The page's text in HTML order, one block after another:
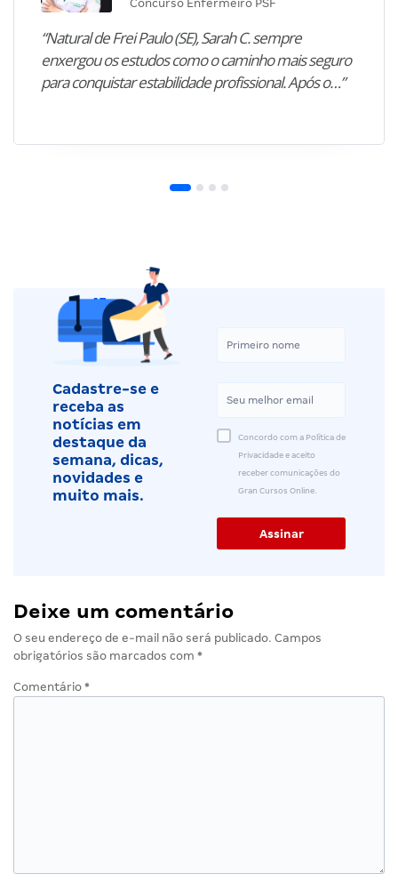
Concurso Enfermeiro PSF
“Natural de Frei Paulo (SE), Sarah C. sempre
enxergou os estudos como o caminho mais seguro
para conquistar estabilidade profissional. Após o…”
Cadastre-se e
receba as
notícias em
destaque da
semana, dicas,
novidades e
muito mais.
Concordo com a Política de
Privacidade e aceito
receber comunicações do
Gran Cursos Online.
Deixe um comentário
O seu endereço de e-mail não será publicado. Campos
obrigatórios são marcados com *
Comentário *